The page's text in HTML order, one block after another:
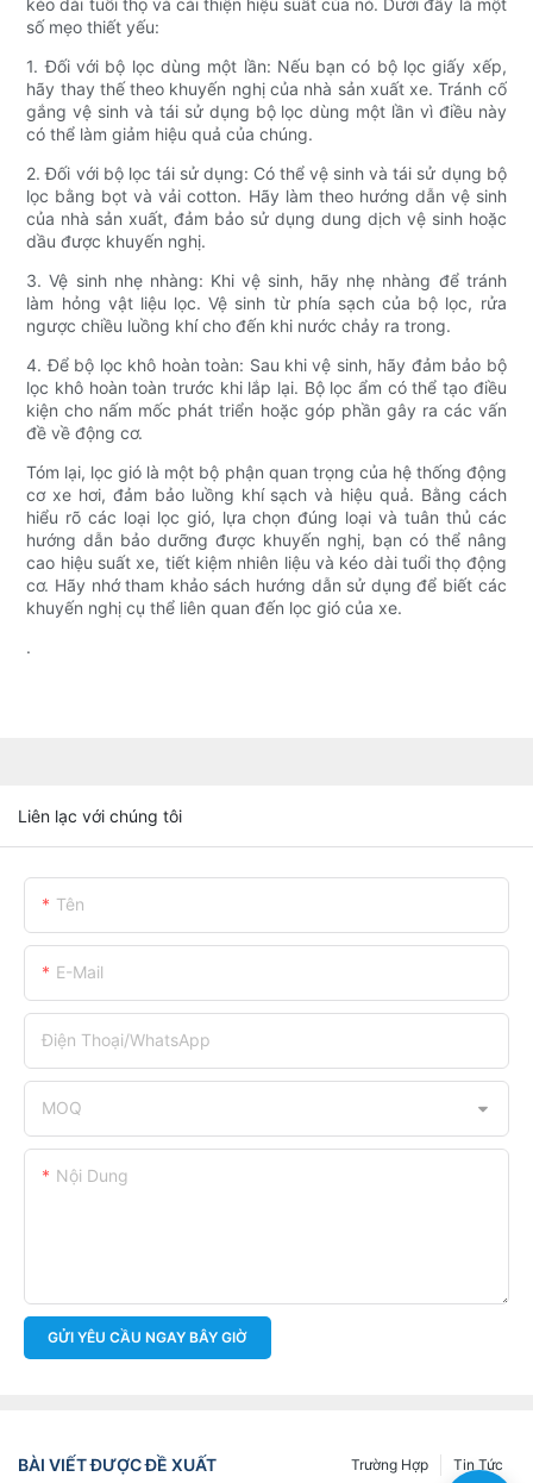
kéo dài tuổi thọ và cải thiện hiệu suất của nó. Dưới đây là một
số mẹo thiết yếu:
1. Đối với bộ lọc dùng một lần: Nếu bạn có bộ lọc giấy xếp,
hãy thay thế theo khuyến nghị của nhà sản xuất xe. Tránh cố
gắng vệ sinh và tái sử dụng bộ lọc dùng một lần vì điều này
có thể làm giảm hiệu quả của chúng.
2. Đối với bộ lọc tái sử dụng: Có thể vệ sinh và tái sử dụng bộ
lọc bằng bọt và vải cotton. Hãy làm theo hướng dẫn vệ sinh
của nhà sản xuất, đảm bảo sử dụng dung dịch vệ sinh hoặc
dầu được khuyến nghị.
3. Vệ sinh nhẹ nhàng: Khi vệ sinh, hãy nhẹ nhàng để tránh
làm hỏng vật liệu lọc. Vệ sinh từ phía sạch của bộ lọc, rửa
ngược chiều luồng khí cho đến khi nước chảy ra trong.
4. Để bộ lọc khô hoàn toàn: Sau khi vệ sinh, hãy đảm bảo bộ
lọc khô hoàn toàn trước khi lắp lại. Bộ lọc ẩm có thể tạo điều
kiện cho nấm mốc phát triển hoặc góp phần gây ra các vấn
đề về động cơ.
Tóm lại, lọc gió là một bộ phận quan trọng của hệ thống động
cơ xe hơi, đảm bảo luồng khí sạch và hiệu quả. Bằng cách
hiểu rõ các loại lọc gió, lựa chọn đúng loại và tuân thủ các
hướng dẫn bảo dưỡng được khuyến nghị, bạn có thể nâng
cao hiệu suất xe, tiết kiệm nhiên liệu và kéo dài tuổi thọ động
cơ. Hãy nhớ tham khảo sách hướng dẫn sử dụng để biết các
khuyến nghị cụ thể liên quan đến lọc gió của xe.
.
Liên lạc với chúng tôi
Tên
E-Mail
Điện Thoại/WhatsApp
MOQ
Nội Dung
GỬI YÊU CẦU NGAY BÂY GIỜ
BÀI VIẾT ĐƯỢC ĐỀ XUẤT Tin Tức
Trường Hợp